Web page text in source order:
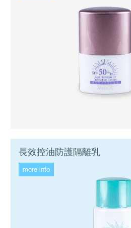
長效控油防護隔離乳
more info